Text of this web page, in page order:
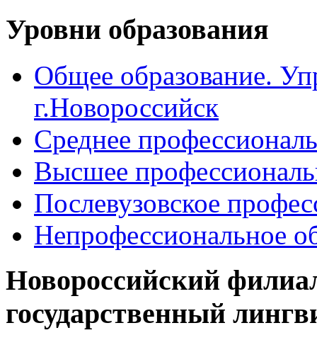
Уровни образования
Общее образование.
г.Новороссийск
Среднее
Высшее
Послевузовское
Непрофессиональное
Новороссийский
государственный